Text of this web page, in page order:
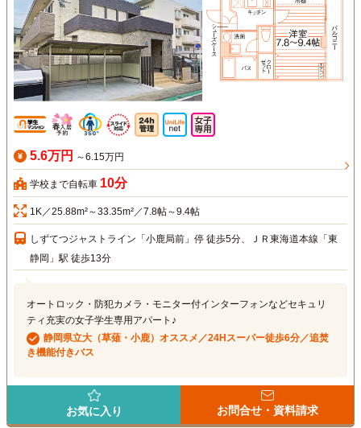
5.6万円 ～6.15万円
学校まで自転車 10分
1K／25.88m²～33.35m²／7.8帖～9.4帖
しずてつジャストライン「小鹿局前」停 徒歩5分、ＪＲ東海道本線「東
静岡」駅 徒歩13分
オートロック・防犯カメラ・モニター付インターフォンなどセキュリ
ティ充実の女子学生専用アパート♪
静岡県立大（草薙・小鹿）オススメ／24Hスーパー徒歩6分／追焚
き機能付きバス
お気に入り お問合せ・資料請求